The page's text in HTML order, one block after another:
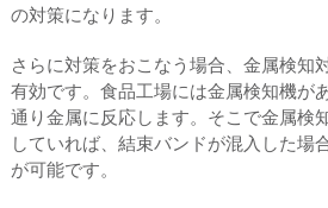
の対策になります。
さらに対策をおこなう場合、金属検知
有効です。食品工場には金属検知機が
通り金属に反応します。そこで金属検
していれば、結束バンドが混入した場
が可能です。